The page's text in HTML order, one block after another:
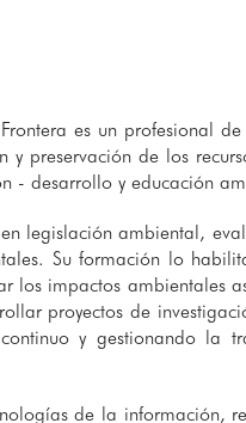
es un profesional
preservación de los
- desarrollo y educación
legislación ambiental,
Su formación lo
los impactos ambientales
proyectos de
y gestionando la
de la información,